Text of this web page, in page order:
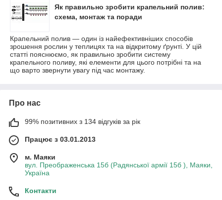
Як правильно зробити крапельний полив:
схема, монтаж та поради
Крапельний полив — один із найефективніших способів
зрошення рослин у теплицях та на відкритому ґрунті. У цій
статті пояснюємо, як правильно зробити систему
крапельного поливу, які елементи для цього потрібні та на
що варто звернути увагу під час монтажу.
Про нас
99% позитивних з 134 відгуків за рік
Працює з 03.01.2013
м. Маяки
вул. Преображенська 15б (Радянської армії 15б ), Маяки,
Україна
Контакти